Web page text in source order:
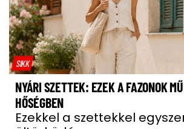
SIKK
NYÁRI SZETTEK: EZEK A FAZONOK
HŐSÉGBEN
Ezekkel a szettekkel